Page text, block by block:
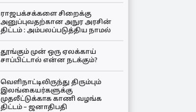
ராஜபக்சக்களை சிறைக்கு
அனுப்புவதற்கான அநுர அரசின்
திட்டம் : அம்பலப்படுத்திய நாமல்
தூங்கும் முன் ஒரு ஏலக்காய்
சாப்பிட்டால் என்ன நடக்கும்?
வெளிநாட்டிலிருந்து திரும்பும்
இலங்கையர்களுக்கு
முதலீட்டுக்காக காணி வழங்க
திட்டம் – ஜனாதிபதி